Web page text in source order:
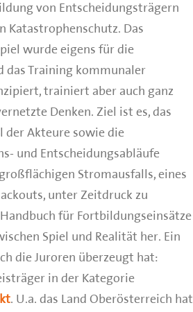
von Entscheidungsträgern
Katastrophenschutz. Das
wurde eigens für die
das Training kommunaler
trainiert aber auch ganz
Denken. Ziel ist es, das
der Akteure sowie die
und Entscheidungsabläufe
Stromausfalls, eines
unter Zeitdruck zu
für Fortbildungseinsätze
Spiel und Realität her. Ein
die Juroren überzeugt hat:
in der Kategorie
. U.a. das Land Oberösterreich hat